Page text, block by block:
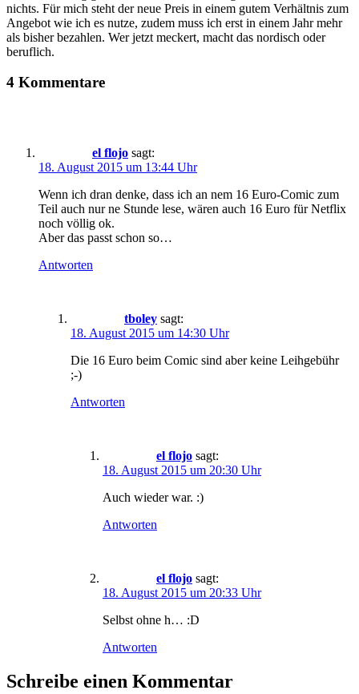
nichts. Für mich steht der neue Preis in einem gutem Verhältnis zum
Angebot wie ich es nutze, zudem muss ich erst in einem Jahr mehr
als bisher bezahlen. Wer jetzt meckert, macht das nordisch oder
beruflich.
4 Kommentare
el flojo sagt:
18. August 2015 um 13:44 Uhr
Wenn ich dran denke, dass ich an nem 16 Euro-Comic zum
Teil auch nur ne Stunde lese, wären auch 16 Euro für Netflix
noch völlig ok.
Aber das passt schon so…
Antworten
tboley sagt:
18. August 2015 um 14:30 Uhr
Die 16 Euro beim Comic sind aber keine Leihgebühr
;-)
Antworten
el flojo sagt:
18. August 2015 um 20:30 Uhr
Auch wieder war. :)
Antworten
el flojo sagt:
18. August 2015 um 20:33 Uhr
Selbst ohne h… :D
Antworten
Schreibe einen Kommentar